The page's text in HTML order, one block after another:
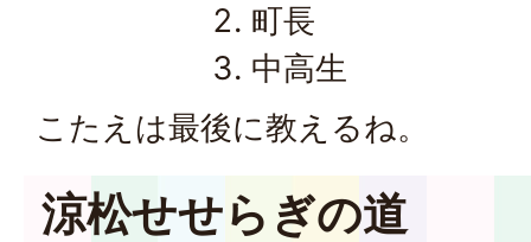
町長
中高生
こたえは最後に教えるね。
涼松せせらぎの道